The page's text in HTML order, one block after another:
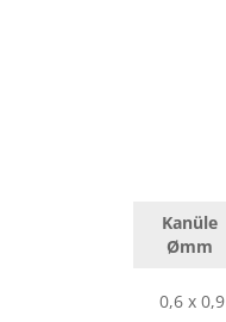
Kanüle
Ømm
0,6 x 0,9